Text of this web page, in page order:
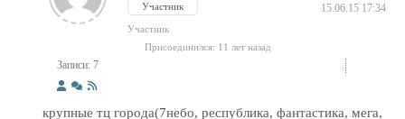
Записи: 7
Участник 15.06.15 17:34
Участник
Присоединился: 11 лет назад
крупные тц города(7небо, республика, фантастика, мега,